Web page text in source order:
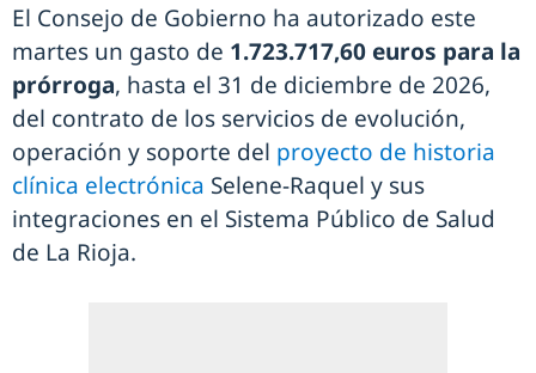
El Consejo de Gobierno ha autorizado este
martes un gasto de 1.723.717,60 euros para la
prórroga, hasta el 31 de diciembre de 2026,
del contrato de los servicios de evolución,
operación y soporte del proyecto de historia
clínica electrónica Selene-Raquel y sus
integraciones en el Sistema Público de Salud
de La Rioja.